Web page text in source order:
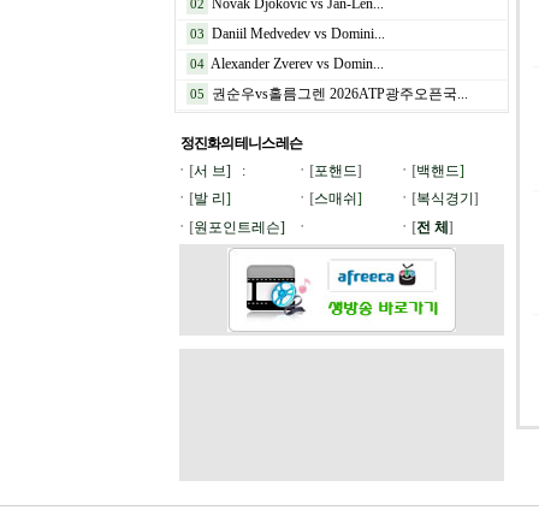
02 Novak Djokovic vs Jan-Len...
03 Daniil Medvedev vs Domini...
04 Alexander Zverev vs Domin...
05 권순우vs홀름그렌 2026ATP광주오픈국...
정진화의 테니스레슨
ㆍ[서 브] : ㆍ[포핸드] ㆍ[백핸드]
ㆍ[발 리 ] ㆍ[스매쉬 ] ㆍ[복식경기 ]
ㆍ[원포인트레슨] ㆍ ㆍ[전 체 ]